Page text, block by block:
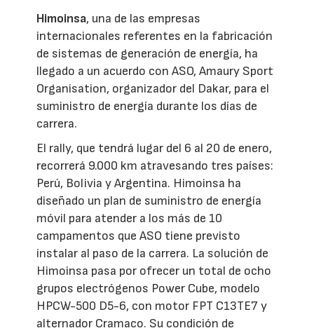
Himoinsa, una de las empresas
internacionales referentes en la fabricación
de sistemas de generación de energía, ha
llegado a un acuerdo con ASO, Amaury Sport
Organisation, organizador del Dakar, para el
suministro de energía durante los días de
carrera.
El rally, que tendrá lugar del 6 al 20 de enero,
recorrerá 9.000 km atravesando tres países:
Perú, Bolivia y Argentina. Himoinsa ha
diseñado un plan de suministro de energía
móvil para atender a los más de 10
campamentos que ASO tiene previsto
instalar al paso de la carrera. La solución de
Himoinsa pasa por ofrecer un total de ocho
grupos electrógenos Power Cube, modelo
HPCW-500 D5-6, con motor FPT C13TE7 y
alternador Cramaco. Su condición de